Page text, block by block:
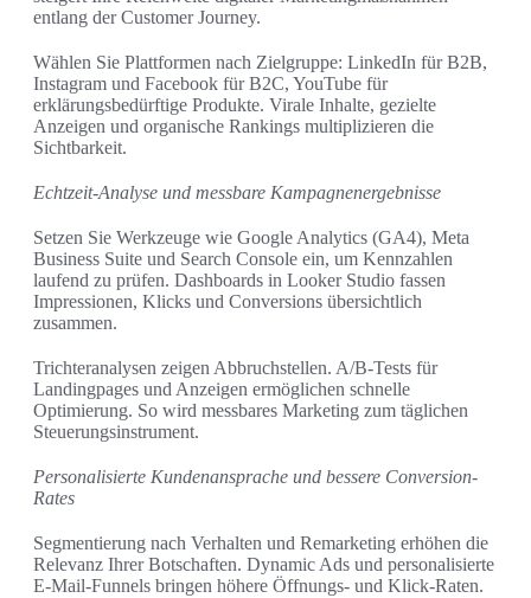
entlang der Customer Journey.
Wählen Sie Plattformen nach Zielgruppe: LinkedIn für B2B,
Instagram und Facebook für B2C, YouTube für
erklärungsbedürftige Produkte. Virale Inhalte, gezielte
Anzeigen und organische Rankings multiplizieren die
Sichtbarkeit.
Echtzeit-Analyse und messbare Kampagnenergebnisse
Setzen Sie Werkzeuge wie Google Analytics (GA4), Meta
Business Suite und Search Console ein, um Kennzahlen
laufend zu prüfen. Dashboards in Looker Studio fassen
Impressionen, Klicks und Conversions übersichtlich
zusammen.
Trichteranalysen zeigen Abbruchstellen. A/B-Tests für
Landingpages und Anzeigen ermöglichen schnelle
Optimierung. So wird messbares Marketing zum täglichen
Steuerungsinstrument.
Personalisierte Kundenansprache und bessere Conversion-
Rates
Segmentierung nach Verhalten und Remarketing erhöhen die
Relevanz Ihrer Botschaften. Dynamic Ads und personalisierte
E-Mail-Funnels bringen höhere Öffnungs- und Klick-Raten.